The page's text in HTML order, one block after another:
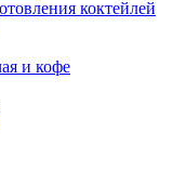
коктейлей
и кофе